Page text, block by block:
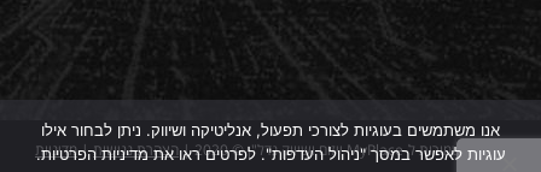
כל הזכויות שמורות ל-MyPlace ייזום ושיווק נדל"ן © 2020 | הצהרת נגישות|מדיניות
אנו משתמשים בעוגיות לצורכי תפעול, אנליטיקה ושיווק. ניתן לבחור אילו
עוגיות לאפשר במסך "ניהול העדפות". לפרטים ראו את מדיניות הפרטיות.